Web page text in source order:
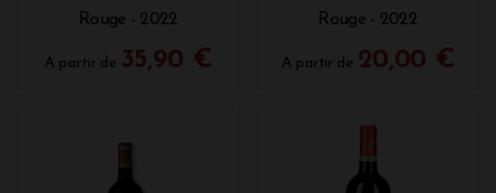
Rouge - 2022
A partir de 35,90 €
Rouge - 2022
A partir de 20,00 €